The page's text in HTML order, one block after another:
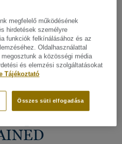
dizájn megtekitése. (200)
dekoratív
megfelelő működésének
hirdetések személyre
funkciók felkínálásához és az
Oldalhasználattal
a közösségi média
és elemzési szolgáltatásokat
Tájékoztató
Összes süti elfogadása